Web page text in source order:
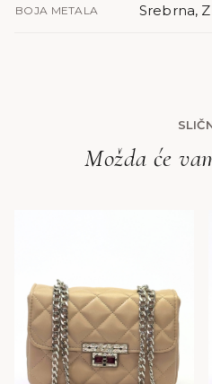
BOJA METALA Srebrna,
Možda će